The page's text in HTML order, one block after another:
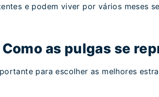
e podem viver por vários meses
as pulgas se
para escolher as melhores